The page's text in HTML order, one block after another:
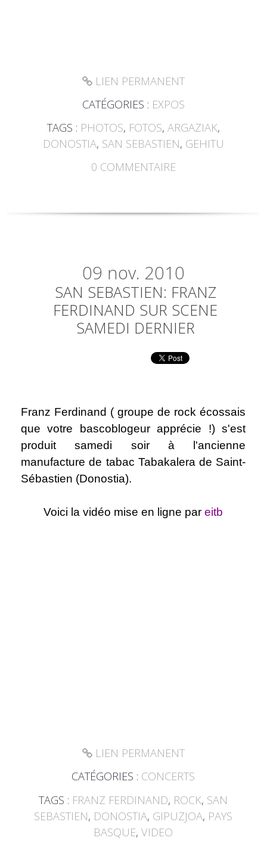
LIEN PERMANENT
CATÉGORIES : EXPOS
TAGS : PHOTOS, FOTOS, ARGAZIAK,
DONOSTIA, SAN SEBASTIEN, GEHITU
0 COMMENTAIRE
09 nov. 2010
SAN SEBASTIEN: FRANZ
FERDINAND SUR SCENE
SAMEDI DERNIER
Franz Ferdinand (groupe de rock écossais
que votre bascoblogeur apprécie !)s'est
produit samedi soir à l'ancienne
manufacture de tabac Tabakalera de Saint-
Sébastien (Donostia).
Voici la vidéo mise en ligne pareitb
LIEN PERMANENT
CATÉGORIES : CONCERTS
TAGS : FRANZ FERDINAND, ROCK, SAN
SEBASTIEN, DONOSTIA, GIPUZJOA, PAYS
BASQUE,VIDEO